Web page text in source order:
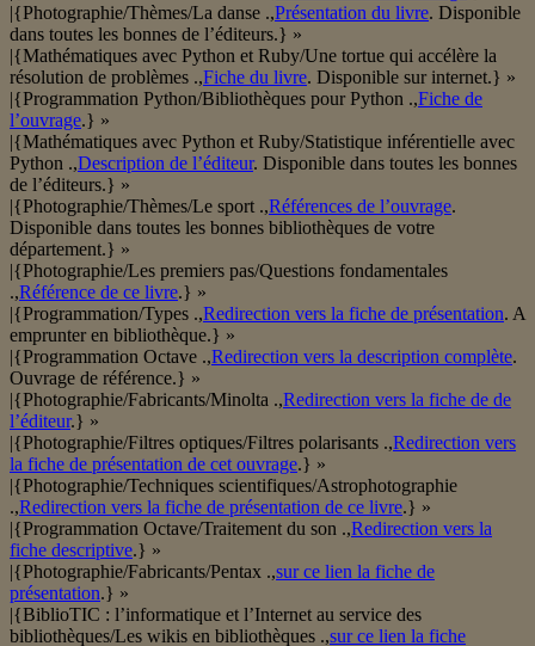
|{Photographie/Thèmes/La danse .,Présentation du livre. Disponible
dans toutes les bonnes de l’éditeurs.} »
|{Mathématiques avec Python et Ruby/Une tortue qui accélère la
résolution de problèmes .,Fiche du livre. Disponible sur internet.} »
|{Programmation Python/Bibliothèques pour Python .,Fiche de
l’ouvrage.} »
|{Mathématiques avec Python et Ruby/Statistique inférentielle avec
Python .,Description de l’éditeur. Disponible dans toutes les bonnes
de l’éditeurs.} »
|{Photographie/Thèmes/Le sport .,Références de l’ouvrage.
Disponible dans toutes les bonnes bibliothèques de votre
département.} »
|{Photographie/Les premiers pas/Questions fondamentales
.,Référence de ce livre.} »
|{Programmation/Types .,Redirection vers la fiche de présentation. A
emprunter en bibliothèque.} »
|{Programmation Octave .,Redirection vers la description complète.
Ouvrage de référence.} »
|{Photographie/Fabricants/Minolta .,Redirection vers la fiche de de
l’éditeur.} »
|{Photographie/Filtres optiques/Filtres polarisants .,Redirection vers
la fiche de présentation de cet ouvrage.} »
|{Photographie/Techniques scientifiques/Astrophotographie
.,Redirection vers la fiche de présentation de ce livre.} »
|{Programmation Octave/Traitement du son .,Redirection vers la
fiche descriptive.} »
|{Photographie/Fabricants/Pentax .,sur ce lien la fiche de
présentation.} »
|{BiblioTIC : l’informatique et l’Internet au service des
bibliothèques/Les wikis en bibliothèques .,sur ce lien la fiche